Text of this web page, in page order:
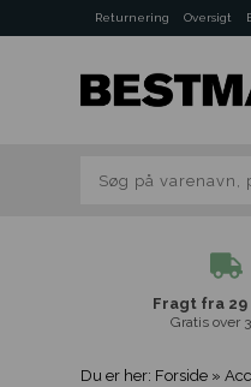
Returnering Oversigt
Fragt fra 29
Gratis over
Du er her: Forside »